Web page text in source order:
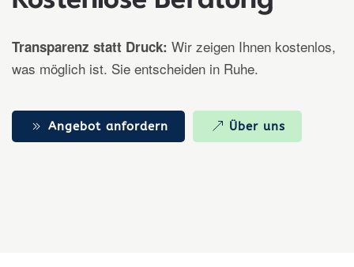
Transparenz statt Druck: Wir zeigen Ihnen kostenlos,
was möglich ist. Sie entscheiden in Ruhe.
Angebot anfordern Über uns